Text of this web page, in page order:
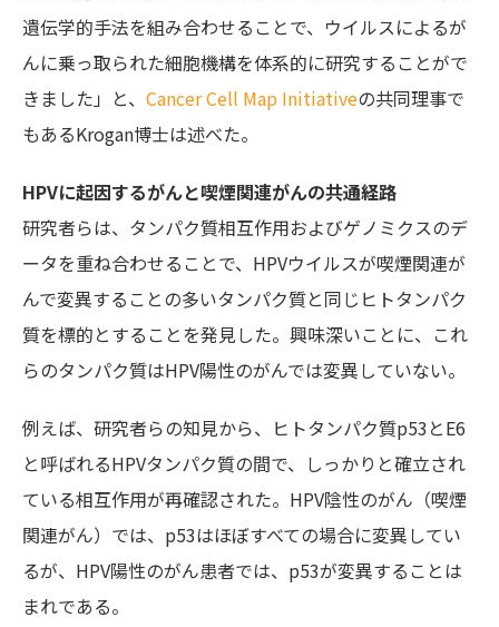
遺伝学的手法を組み合わせることで、ウイルスによるが
んに乗っ取られた細胞機構を体系的に研究することがで
きました」と、 Cancer Cell Map Initiativeの共同理事で
もあるKrogan博士は述べた。
HPVに起因するがんと喫煙関連がんの共通経路
研究者らは、タンパク質相互作用およびゲノミクスのデ
ータを重ね合わせることで、HPVウイルスが喫煙関連が
んで変異することの多いタンパク質と同じヒトタンパク
質を標的とすることを発見した。興味深いことに、これ
らのタンパク質はHPV陽性のがんでは変異していない。
例えば、研究者らの知見から、ヒトタンパク質p53とE6
と呼ばれるHPVタンパク質の間で、しっかりと確立され
ている相互作用が再確認された。HPV陰性のがん（喫煙
関連がん）では、p53はほぼすべての場合に変異してい
るが、HPV陽性のがん患者では、p53が変異することは
まれである。